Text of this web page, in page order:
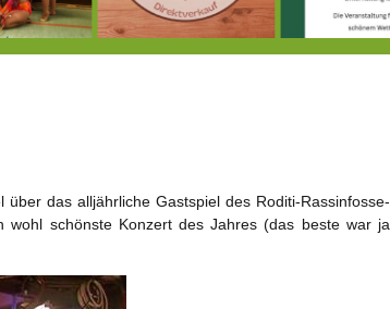
das alljährliche Gastspiel des Roditi-Rassinfosse-
schönste Konzert des Jahres (das beste war ja